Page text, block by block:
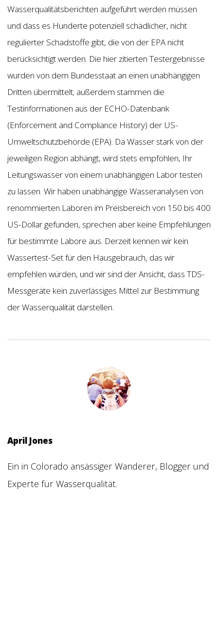
Wasserqualitätsberichten aufgeführt werden müssen
und dass es Hunderte potenziell schädlicher, nicht
regulierter Schadstoffe gibt, die von der EPA nicht
berücksichtigt werden. Die hier zitierten Testergebnisse
wurden von dem Bundesstaat an einen unabhängigen
Dritten übermittelt; außerdem stammen die
Testinformationen aus der ECHO-Datenbank
(Enforcement and Compliance History) der US-
Umweltschutzbehörde (EPA). Da Wasser stark von der
jeweiligen Region abhängt, wird stets empfohlen, Ihr
Leitungswasser von einem unabhängigen Labor testen
zu lassen. Wir haben unabhängige Wasseranalysen von
renommierten Laboren im Preisbereich von 150 bis 400
US-Dollar gefunden, sprechen aber keine Empfehlungen
für bestimmte Labore aus. Derzeit kennen wir kein
Wassertest-Set für den Hausgebrauch, das wir
empfehlen würden, und wir sind der Ansicht, dass TDS-
Messgeräte kein zuverlässiges Mittel zur Bestimmung
der Wasserqualität darstellen.
April Jones
Ein in Colorado ansässiger Wanderer, Blogger und
Experte für Wasserqualität.